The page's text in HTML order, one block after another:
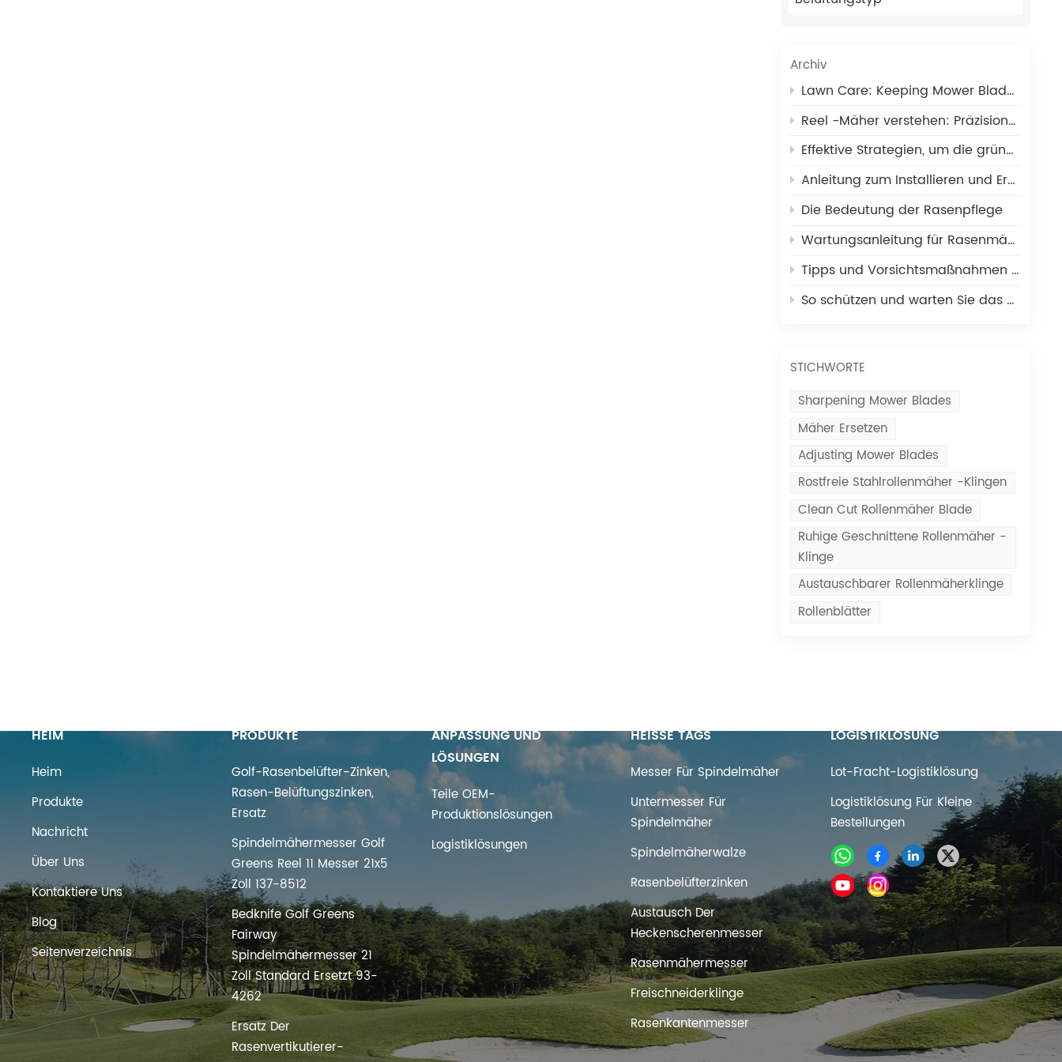
Archiv
Lawn Care: Keeping Mower Blades in Optimal Condition
Reel -Mäher verstehen: Präzisionsschneiden für Rasenflächen
Effektive Strategien, um die grüne Geschwindigkeit schnell zu erhöhen
Anleitung zum Installieren und Ersetzen von Rasenmähermessern
Die Bedeutung der Rasenpflege
Wartungsanleitung für Rasenmäher: Anzeichen dafür, dass es Zeit ist, die Messer zu schärfen
Tipps und Vorsichtsmaßnahmen für die Wartung Ihres Golf-Rollenmähermessers
So schützen und warten Sie das Toro-Mähmesser
STICHWORTE
Sharpening Mower Blades
Mäher Ersetzen
Adjusting Mower Blades
Rostfreie Stahlrollenmäher -Klingen
Clean Cut Rollenmäher Blade
Ruhige Geschnittene Rollenmäher -
Klinge
Austauschbarer Rollenmäherklinge
Rollenblätter
HEIM
Heim
Produkte
Nachricht
Über Uns
Kontaktiere Uns
Blog
Seitenverzeichnis
PRODUKTE
Golf-Rasenbelüfter-Zinken,
Rasen-Belüftungszinken,
Ersatz
Spindelmähermesser Golf
Greens Reel 11 Messer 21x5
Zoll 137-8512
Bedknife Golf Greens
Fairway
Spindelmähermesser 21
Zoll Standard Ersetzt 93-
4262
Ersatz Der
Rasenvertikutierer-
ANPASSUNG UND
LÖSUNGEN
Teile OEM-
Produktionslösungen
Logistiklösungen
HEISSE TAGS
Messer Für Spindelmäher
Untermesser Für
Spindelmäher
Spindelmäherwalze
Rasenbelüfterzinken
Austausch Der
Heckenscherenmesser
Rasenmähermesser
Freischneiderklinge
Rasenkantenmesser
LOGISTIKLÖSUNG
Lot-Fracht-Logistiklösung
Logistiklösung Für Kleine
Bestellungen